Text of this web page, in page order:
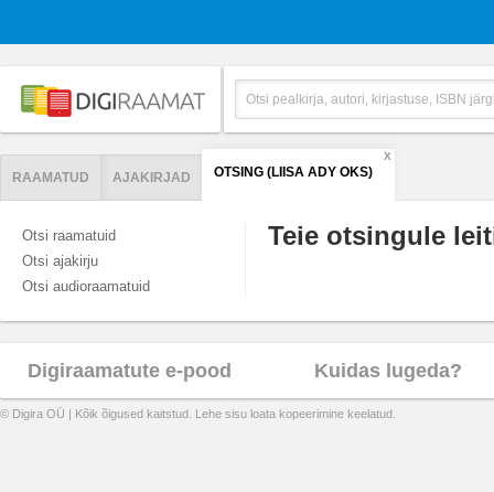
RAAMATUD AJAKIRJAD OTSING (LIISA ADY OKS)
X
Otsi raamatuid
Otsi ajakirju
Otsi audioraamatuid
Teie otsingule
Digiraamatute e-pood Kuidas lugeda?
© Digira OÜ | Kõik õigused kaitstud. Lehe sisu loata kopeerimine keelatud.